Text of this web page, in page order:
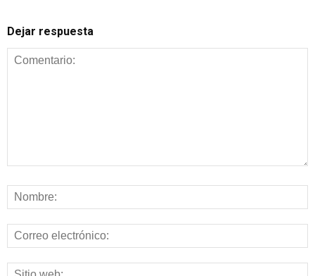
Dejar respuesta